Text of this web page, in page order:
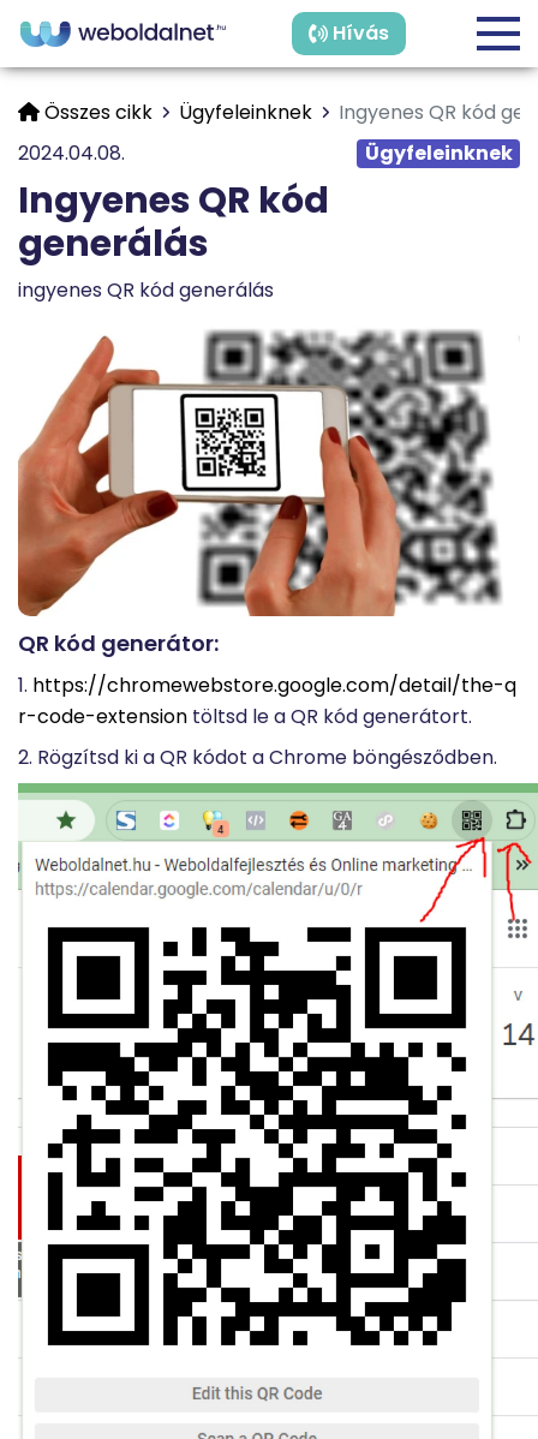
Hívás
Összes cikk Ügyfeleinknek
Ingyenes QR kód
2024.04.08.
Ügyfeleinknek
Ingyenes QR kód
generálás
ingyenes QR kód generálás
QR kód generátor:
1. https://chromewebstore.google.com/detail/the-q
r-code-extension töltsd le a QR kód generátort.
2. Rögzítsd ki a QR kódot a Chrome böngésződben.